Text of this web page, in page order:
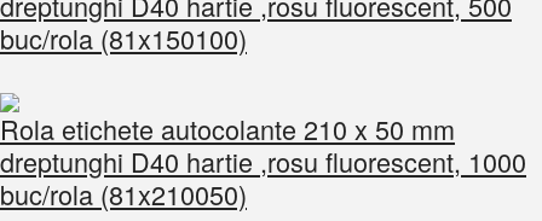
buc/rola (81x150100)
Rola etichete autocolante 210 x 50 mm
dreptunghi D40 hartie ,rosu fluorescent, 1000
buc/rola (81x210050)